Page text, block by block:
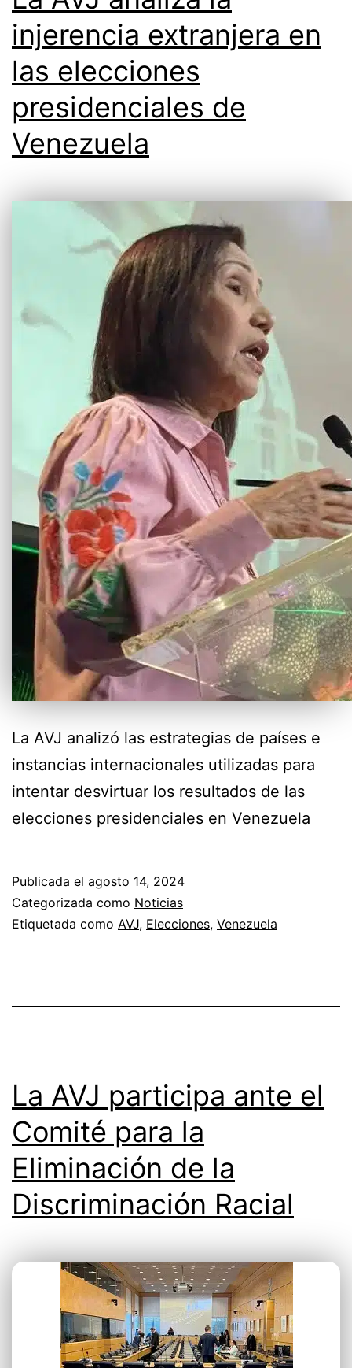
injerencia extranjera en
las elecciones
presidenciales de
Venezuela
La AVJ analizó las estrategias de países e
instancias internacionales utilizadas para
intentar desvirtuar los resultados de las
elecciones presidenciales en Venezuela
Publicada el agosto 14, 2024
Categorizada como Noticias
Etiquetada como AVJ, Elecciones, Venezuela
La AVJ participa ante el
Comité para la
Eliminación de la
Discriminación Racial